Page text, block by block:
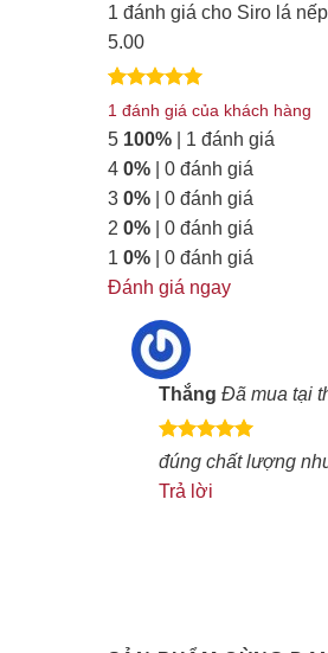
1 đánh giá cho Siro lá
5.00
5.00trên 5
dựa trên
1
đánh giá
1 đánh giá của khách hàng
5 100%| 1 đánh giá
4 0%| 0 đánh giá
3 0%| 0 đánh giá
2 0%| 0 đánh giá
1 0%| 0 đánh giá
Đánh giá ngay
ThắngĐã mua tại
Được xếp
hạng
sao
đúng chất lượng
Trả lời